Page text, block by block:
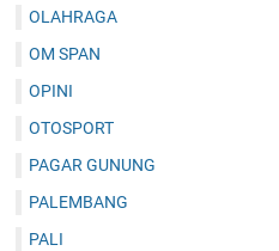
OLAHRAGA
OM SPAN
OPINI
OTOSPORT
PAGAR GUNUNG
PALEMBANG
PALI